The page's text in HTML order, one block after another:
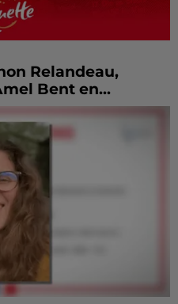
Relandeau,
Bent en...